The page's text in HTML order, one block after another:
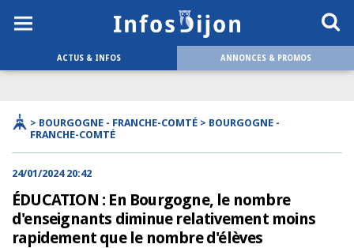
ACTUS & INFOS ANNONCES & PROMOS
> BOURGOGNE - FRANCHE-COMTÉ > BOURGOGNE -
FRANCHE-COMTÉ
24/01/2024 20:42
ÉDUCATION : En Bourgogne, le nombre
d'enseignants diminue relativement moins
rapidement que le nombre d'élèves